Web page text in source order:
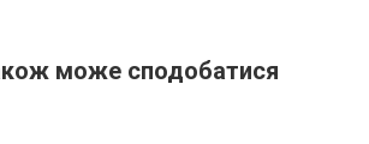
може сподобатися​